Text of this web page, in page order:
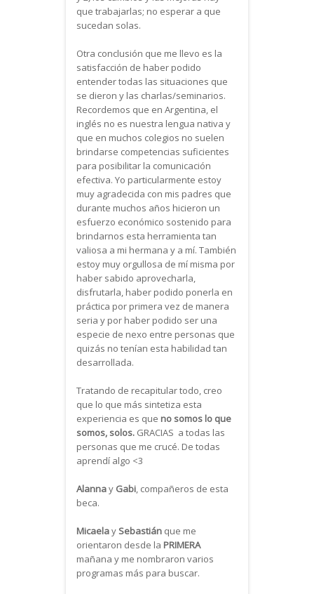
que trabajarlas; no esperar a que
sucedan solas.
Otra conclusión que me llevo es la
satisfacción de haber podido
entender todas las situaciones que
se dieron y las charlas/seminarios.
Recordemos que en Argentina, el
inglés no es nuestra lengua nativa y
que en muchos colegios no suelen
brindarse competencias suficientes
para posibilitar la comunicación
efectiva. Yo particularmente estoy
muy agradecida con mis padres que
durante muchos años hicieron un
esfuerzo económico sostenido para
brindarnos esta herramienta tan
valiosa a mi hermana y a mí. También
estoy muy orgullosa de mí misma por
haber sabido aprovecharla,
disfrutarla, haber podido ponerla en
práctica por primera vez de manera
seria y por haber podido ser una
especie de nexo entre personas que
quizás no tenían esta habilidad tan
desarrollada.
Tratando de recapitular todo, creo
que lo que más sintetiza esta
experiencia es que no somos lo que
somos, solos. GRACIAS a todas las
personas que me crucé. De todas
aprendí algo <3
Alannay Gabi, compañeros de esta
beca.
Micaelay Sebastián que me
orientaron desde la PRIMERA
mañana y me nombraron varios
programas más para buscar.